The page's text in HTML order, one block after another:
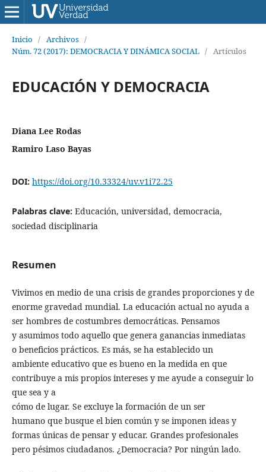
Inicio / Archivos /
Núm. 72 (2017): DEMOCRACIA Y DINÁMICA SOCIAL / Artículos
EDUCACIÓN Y DEMOCRACIA
Diana Lee Rodas
Ramiro Laso Bayas
DOI: https://doi.org/10.33324/uv.v1i72.25
Palabras clave: Educación, universidad, democracia,
sociedad disciplinaria
Resumen
Vivimos en medio de una crisis de grandes proporciones y de
enorme gravedad mundial. La educación actual no ayuda a
ser hombres de costumbres democráticas. Pensamos
y asumimos todo aquello que genera ganancias inmediatas
o beneficios prácticos. Es más, se ha establecido un
ambiente educativo que es bueno en la medida en que
contribuye a mis propios intereses y me ayude a conseguir lo
que sea y a
cómo de lugar. Se excluye la formación de un ser
humano que busque el bien común y se imponen ideas y
formas únicas de pensar y educar. Grandes profesionales
pero pésimos ciudadanos. ¿Democracia? Por ningún lado.